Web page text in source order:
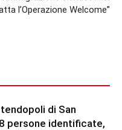
l’Operazione Welcome”
di San
persone identificate,